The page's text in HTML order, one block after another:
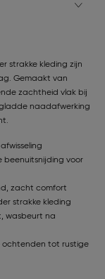
strakke kleding zijn
Gemaakt van
zachtheid vlak bij
naadafwerking
beenuitsnijding voor
zacht comfort
strakke kleding
wasbeurt na
ochtenden tot rustige